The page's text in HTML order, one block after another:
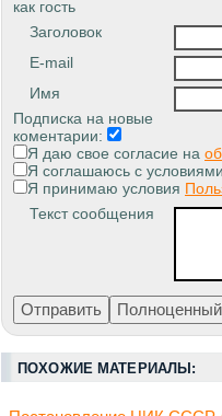
как гость
Заголовок
E-mail
Имя
Подписка на новые
коментарии:
Я даю свое согласие на
Я соглашаюсь с условиями
Я принимаю условия
Текст сообщения
ПОХОЖИЕ МАТЕРИАЛЫ: